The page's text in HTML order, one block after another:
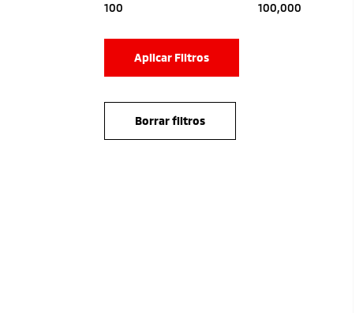
100 100,000
Aplicar Filtros
Borrar filtros